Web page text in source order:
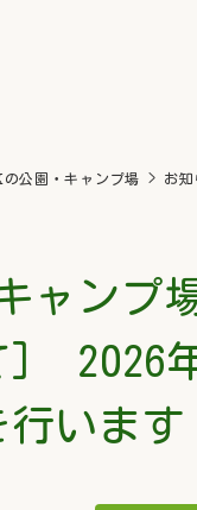
公園・キャンプ場 > お知
ャンプ
] 2026
行います